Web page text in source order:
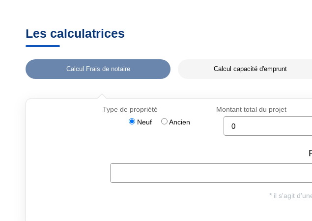
Les calculatrices
Calcul Frais de notaire Calcul capacité d'emprunt